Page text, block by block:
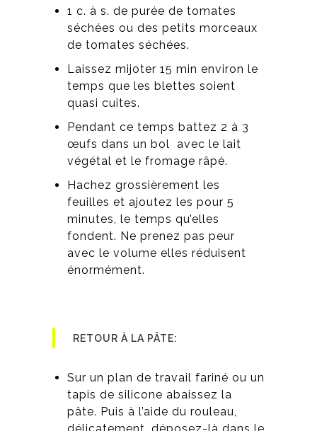
1 c. à s. de purée de tomates
séchées ou des petits morceaux
de tomates séchées.
Laissez mijoter 15 min environ le
temps que les blettes soient
quasi cuites.
Pendant ce temps battez 2 à 3
œufs dans un bol avec le lait
végétal et le fromage râpé.
Hachez grossièrement les
feuilles et ajoutez les pour 5
minutes, le temps qu’elles
fondent. Ne prenez pas peur
avec le volume elles réduisent
énormément.
RETOUR À LA PÂTE:
Sur un plan de travail fariné ou un
tapis de silicone abaissez la
pâte. Puis à l’aide du rouleau,
délicatement, déposez-là dans le